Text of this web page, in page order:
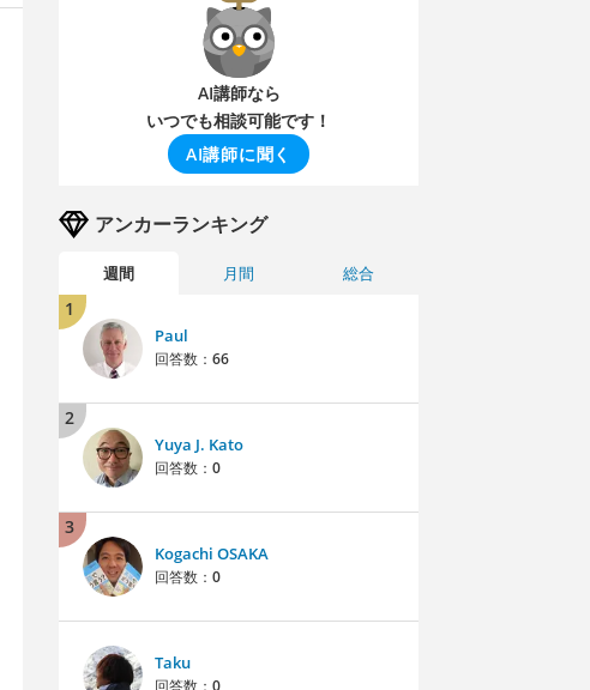
AI講師なら
いつでも相談可能です！
AI講師に聞く
アンカーランキング
週間 月間 総合
1
Paul
回答数： 66
2
Yuya J. Kato
回答数： 0
3
Kogachi OSAKA
回答数： 0
Taku
回答数： 0